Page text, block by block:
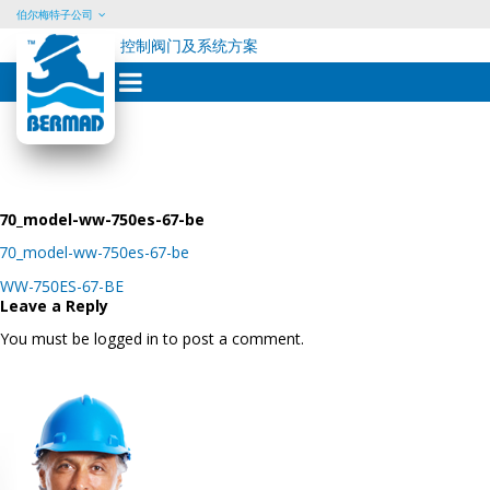
Skip
content
伯尔梅特子公司
控制阀门及系统方案
70_model-ww-750es-67-be
70_model-ww-750es-67-be
Post
navigation
WW-750ES-67-BE
Leave a Reply
You must be logged in to post a comment.